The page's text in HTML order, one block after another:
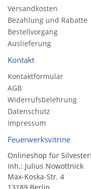
Versandkosten
Bezahlung und Rabatte
Bestellvorgang
Auslieferung
Kontakt
Kontaktformular
AGB
Widerrufsbelehrung
Datenschutz
Impressum
Feuerwerksvitrine
Onlineshop für
Inh.: Julius Nowottnick
Max-Koska-Str. 4